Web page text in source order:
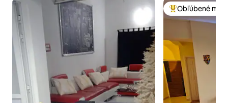
Najobľúbenejšie
Obľúbené